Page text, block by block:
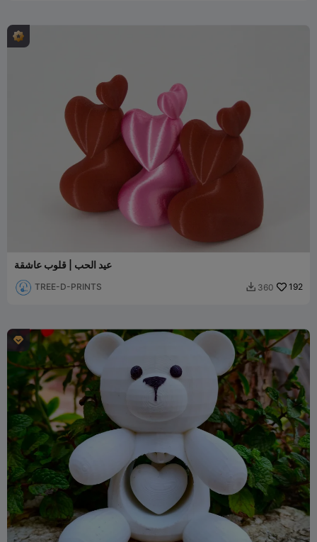
عيد الحب | قلوب عاشقة
TREE-D-PRINTS  360 192
